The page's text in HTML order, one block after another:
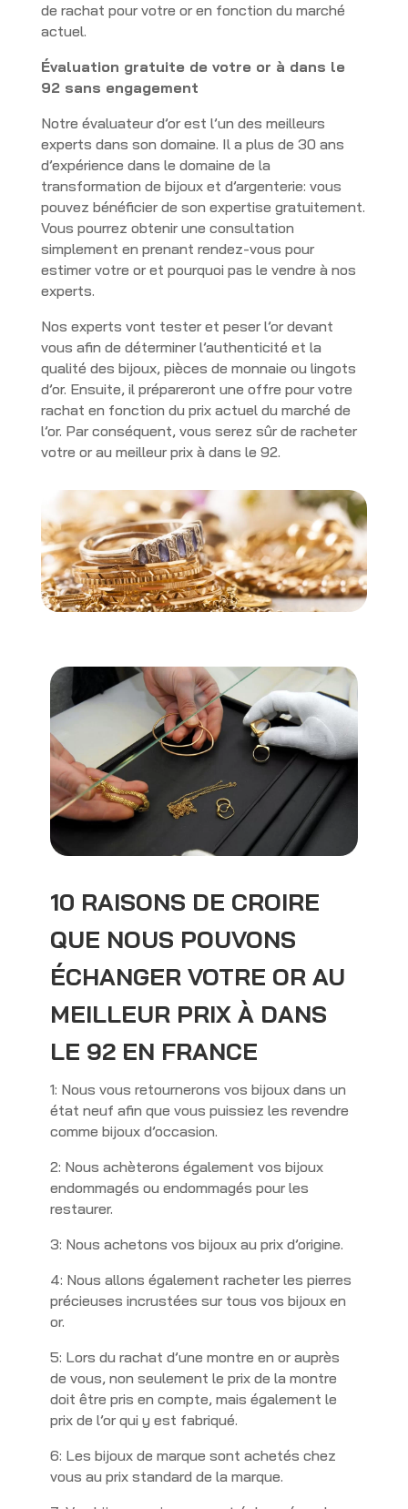
de rachat pour votre or en fonction du marché
actuel.
Évaluation gratuite de votre or à dans le
92 sans engagement
Notre évaluateur d’or est l’un des meilleurs
experts dans son domaine. Il a plus de 30 ans
d’expérience dans le domaine de la
transformation de bijoux et d’argenterie: vous
pouvez bénéficier de son expertise gratuitement.
Vous pourrez obtenir une consultation
simplement en prenant rendez-vous pour
estimer votre or et pourquoi pas le vendre à nos
experts.
Nos experts vont tester et peser l’or devant
vous afin de déterminer l’authenticité et la
qualité des bijoux, pièces de monnaie ou lingots
d’or. Ensuite, il prépareront une offre pour votre
rachat en fonction du prix actuel du marché de
l’or. Par conséquent, vous serez sûr de racheter
votre or au meilleur prix à dans le 92.
10 RAISONS DE CROIRE
QUE NOUS POUVONS
ÉCHANGER VOTRE OR AU
MEILLEUR PRIX À DANS
LE 92 EN FRANCE
1: Nous vous retournerons vos bijoux dans un
état neuf afin que vous puissiez les revendre
comme bijoux d’occasion.
2: Nous achèterons également vos bijoux
endommagés ou endommagés pour les
restaurer.
3: Nous achetons vos bijoux au prix d’origine.
4: Nous allons également racheter les pierres
précieuses incrustées sur tous vos bijoux en
or.
5: Lors du rachat d’une montre en or auprès
de vous, non seulement le prix de la montre
doit être pris en compte, mais également le
prix de l’or qui y est fabriqué.
6: Les bijoux de marque sont achetés chez
vous au prix standard de la marque.